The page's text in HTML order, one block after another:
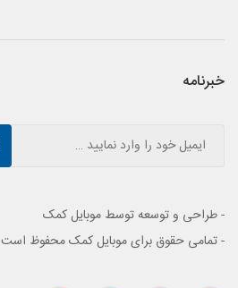
خبرنامه
- طراحی و توسعه توسط موبایل کمک
- تمامی حقوق برای موبایل کمک محفوظ است